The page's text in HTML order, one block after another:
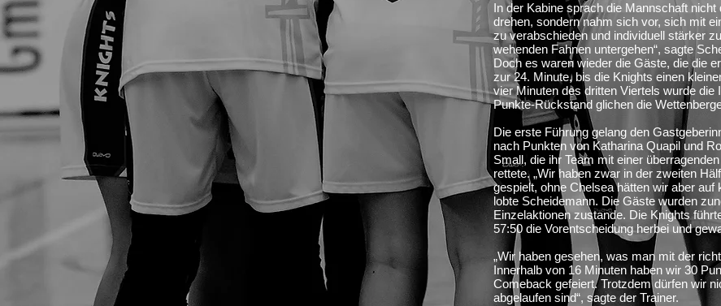
In der Kabine sprach die Mannschaft
drehen, sondern nahm sich vor, sich mit
zu verabschieden und individuell stärker
wehenden Fahnen untergehen“, sagte
Doch es waren wieder die Gäste, die die
zur 24. Minute, bis die Knights einen
vier Minuten des dritten Viertels wurde
Punkte-Rückstand glichen die
Die erste Führung gelang den
nach Punkten von Katharina Quapil und
Small, die ihr Team mit einer
rettete. „Wir haben zwar in der zweiten
gespielt, ohne Chelsea hätten wir aber auf
lobte Scheidemann. Die Gäste wurden
Einzelaktionen zustande. Die Knights
57:50 die Vorentscheidung herbei und
„Wir haben gesehen, was man mit der
Innerhalb von 16 Minuten haben wir 30
Comeback gefeiert. Trotzdem dürfen wir
abgelaufen sind“, sagte der Trainer.